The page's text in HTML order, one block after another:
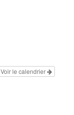
Voir le calendrier